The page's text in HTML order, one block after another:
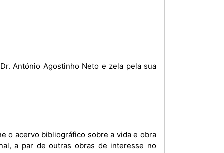
António Agostinho Neto e zela pela sua
o acervo bibliográfico sobre a vida e obra
a par de outras obras de interesse no